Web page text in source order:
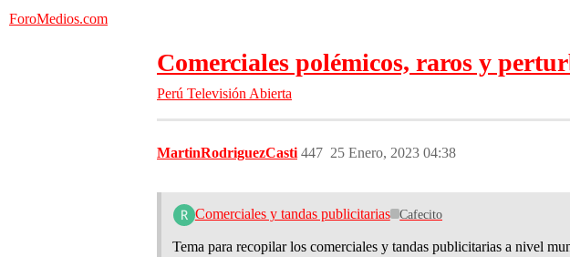
ForoMedios.com
Comerciales polémicos, raros y
Perú Televisión Abierta
MartinRodriguezCasti 25 Enero, 2023 04:38
447
Comerciales y tandas publicitarias Cafecito
Tema para recopilar los comerciales y tandas publicitarias a nivel